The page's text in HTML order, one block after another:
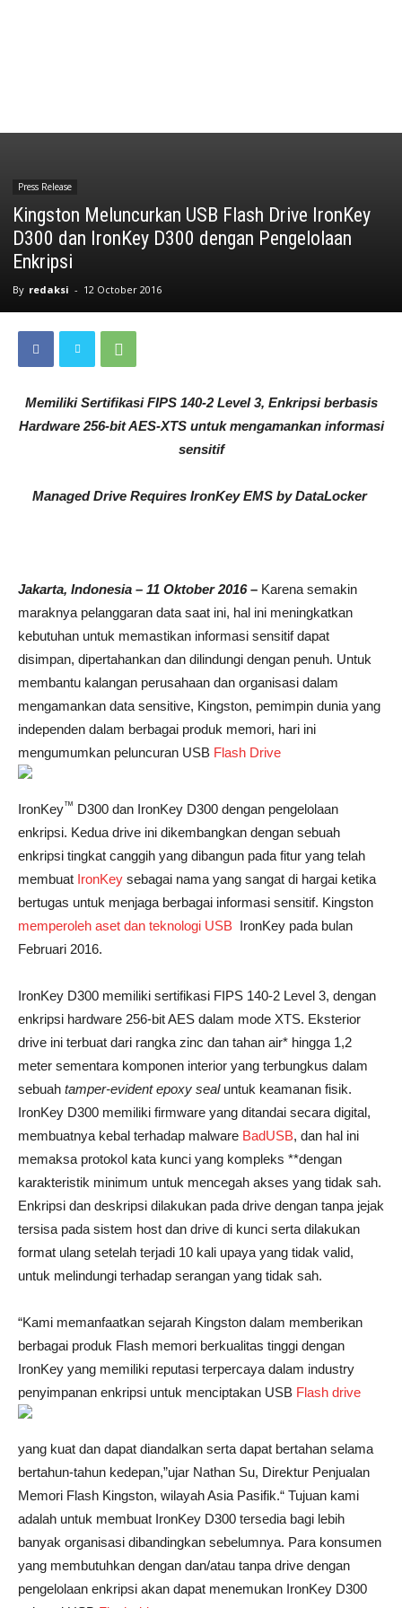
Press Release
Kingston Meluncurkan USB Flash Drive IronKey
D300 dan IronKey D300 dengan Pengelolaan
Enkripsi
By redaksi - 12 October 2016
Memiliki Sertifikasi FIPS 140-2 Level 3, Enkripsi berbasis
Hardware 256-bit AES-XTS untuk mengamankan informasi
sensitif
Managed Drive Requires IronKey EMS by DataLocker
Jakarta, Indonesia – 11 Oktober2016– Karena semakin
maraknya pelanggaran data saat ini, hal ini meningkatkan
kebutuhan untuk memastikan informasi sensitif dapat
disimpan, dipertahankan dan dilindungi dengan penuh. Untuk
membantu kalangan perusahaan dan organisasi dalam
mengamankan data sensitive, Kingston, pemimpin dunia yang
independen dalam berbagai produk memori, hari ini
mengumumkan peluncuran USB Flash Drive
IronKey™ D300 dan IronKey D300 dengan pengelolaan
enkripsi. Kedua drive ini dikembangkan dengan sebuah
enkripsi tingkat canggih yang dibangun pada fitur yang telah
membuat IronKey sebagai nama yang sangat di hargai ketika
bertugas untuk menjaga berbagai informasi sensitif. Kingston
memperoleh aset dan teknologi USB IronKey pada bulan
Februari 2016.
IronKey D300 memiliki sertifikasi FIPS 140-2 Level 3, dengan
enkripsi hardware 256-bit AES dalam mode XTS. Eksterior
drive ini terbuat dari rangka zinc dan tahan air* hingga 1,2
meter sementara komponen interior yang terbungkus dalam
sebuah tamper-evident epoxy sealuntuk keamanan fisik.
IronKey D300 memiliki firmware yang ditandai secara digital,
membuatnya kebal terhadap malware BadUSB, dan hal ini
memaksa protokol kata kunci yang kompleks **dengan
karakteristik minimum untuk mencegah akses yang tidak sah.
Enkripsi dan deskripsi dilakukan pada drive dengan tanpa jejak
tersisa pada sistem host dan drive di kunci serta dilakukan
format ulang setelah terjadi 10 kali upaya yang tidak valid,
untuk melindungi terhadap serangan yang tidak sah.
“Kami memanfaatkan sejarah Kingston dalam memberikan
berbagai produk Flash memori berkualitas tinggi dengan
IronKey yang memiliki reputasi terpercaya dalam industry
penyimpanan enkripsi untuk menciptakan USB Flash drive
yang kuat dan dapat diandalkan serta dapat bertahan selama
bertahun-tahun kedepan,”ujar Nathan Su, Direktur Penjualan
Memori Flash Kingston, wilayah Asia Pasifik.“ Tujuan kami
adalah untuk membuat IronKey D300 tersedia bagi lebih
banyak organisasi dibandingkan sebelumnya. Para konsumen
yang membutuhkan dengan dan/atau tanpa drive dengan
pengelolaan enkripsi akan dapat menemukan IronKey D300